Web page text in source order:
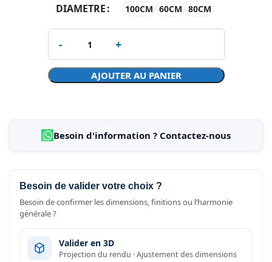
DIAMETRE 100CM 60CM 80CM
AJOUTER AU PANIER
Besoin d'information ? Contactez-nous
Besoin de valider votre choix ?
Besoin de confirmer les dimensions, finitions ou l’harmonie
générale ?
Valider en 3D
Projection du rendu · Ajustement des dimensions